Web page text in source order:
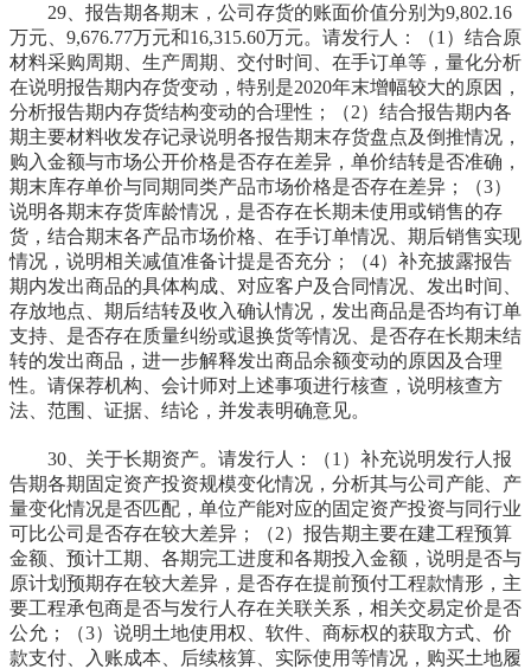
29、报告期各期末，公司存货的账面价值分别为9,802.16
万元、9,676.77万元和16,315.60万元。请发行人：（1）结合原
材料采购周期、生产周期、交付时间、在手订单等，量化分析
在说明报告期内存货变动，特别是2020年末增幅较大的原因，
分析报告期内存货结构变动的合理性；（2）结合报告期内各
期主要材料收发存记录说明各报告期末存货盘点及倒推情况，
购入金额与市场公开价格是否存在差异，单价结转是否准确，
期末库存单价与同期同类产品市场价格是否存在差异；（3）
说明各期末存货库龄情况，是否存在长期未使用或销售的存
货，结合期末各产品市场价格、在手订单情况、期后销售实现
情况，说明相关减值准备计提是否充分；（4）补充披露报告
期内发出商品的具体构成、对应客户及合同情况、发出时间、
存放地点、期后结转及收入确认情况，发出商品是否均有订单
支持、是否存在质量纠纷或退换货等情况、是否存在长期未结
转的发出商品，进一步解释发出商品余额变动的原因及合理
性。请保荐机构、会计师对上述事项进行核查，说明核查方
法、范围、证据、结论，并发表明确意见。
30、关于长期资产。请发行人：（1）补充说明发行人报
告期各期固定资产投资规模变化情况，分析其与公司产能、产
量变化情况是否匹配，单位产能对应的固定资产投资与同行业
可比公司是否存在较大差异；（2）报告期主要在建工程预算
金额、预计工期、各期完工进度和各期投入金额，说明是否与
原计划预期存在较大差异，是否存在提前预付工程款情形，主
要工程承包商是否与发行人存在关联关系，相关交易定价是否
公允；（3）说明土地使用权、软件、商标权的获取方式、价
款支付、入账成本、后续核算、实际使用等情况，购买土地履